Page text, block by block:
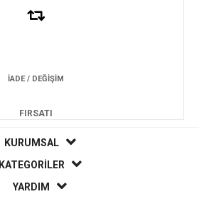
İADE / DEĞİŞİM
FIRSATI
KURUMSAL
KATEGORİLER
YARDIM